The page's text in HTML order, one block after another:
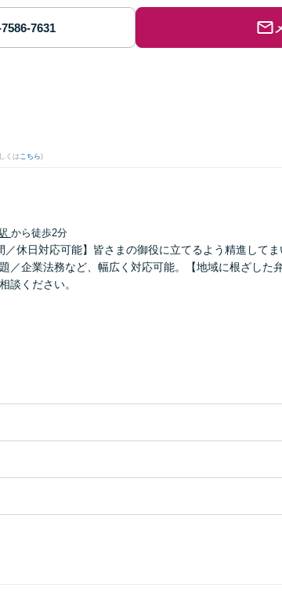
くは こちら)
から徒歩2分
／休日対応可能】皆さまの御役に立てるよう精進して
／企業法務など、幅広く対応可能。【地域に根ざした
談ください。